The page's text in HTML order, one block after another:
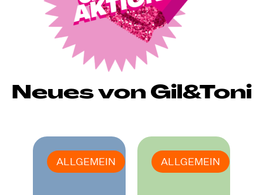
Neues von Gil&Toni
ALLGEMEIN ALLGEMEIN